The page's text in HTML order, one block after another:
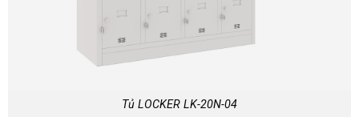
Tủ LOCKER LK-20N-04